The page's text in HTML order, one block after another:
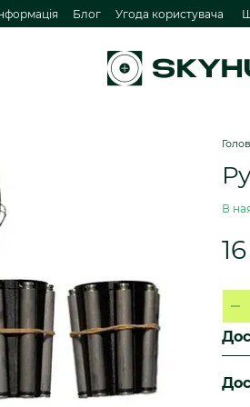
Блог Угода користувача
В